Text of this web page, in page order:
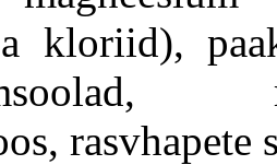
kloriid),